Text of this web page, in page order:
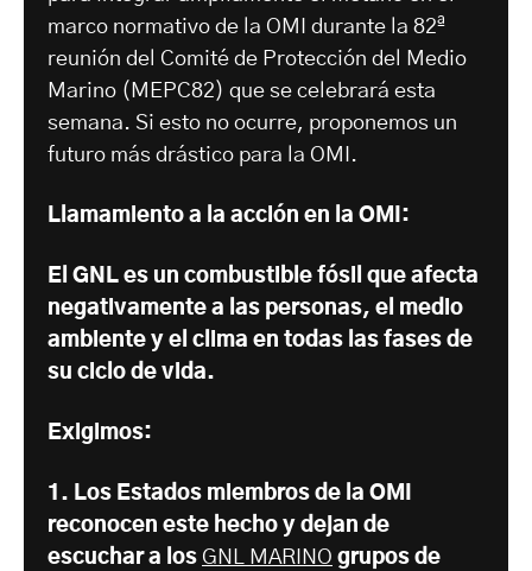
marco normativo de la OMI durante la 82ª
reunión del Comité de Protección del Medio
Marino (MEPC82) que se celebrará esta
semana. Si esto no ocurre, proponemos un
futuro más drástico para la OMI.
Llamamiento a la acción en la OMI:
El GNL es un combustible fósil que afecta
negativamente a las personas, el medio
ambiente y el clima en todas las fases de
su ciclo de vida.
Exigimos:
1. Los Estados miembros de la OMI
reconocen este hecho y dejan de
escuchar a los GNL MARINO grupos de